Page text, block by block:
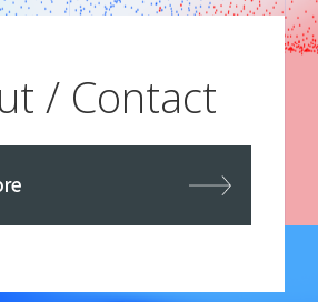
ジニア
# アジャイル
# インターンシップ
# ウイングアーク
イングアーク１ｓｔ
ア
# エンジニア採用
/ Contact